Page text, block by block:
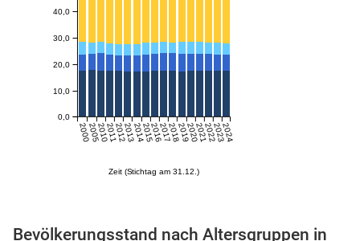
Zeit (Stichtag am 31.12.)
20002005201020112012201320142015201620172018201920202021202220232024
0,0
10,0
20,0
30,0
40,0
Bevölkerungsstand nach Altersgruppen in